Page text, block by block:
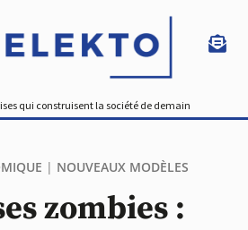
qui construisent la société de demain
| NOUVEAUX MODÈLES
zombies :